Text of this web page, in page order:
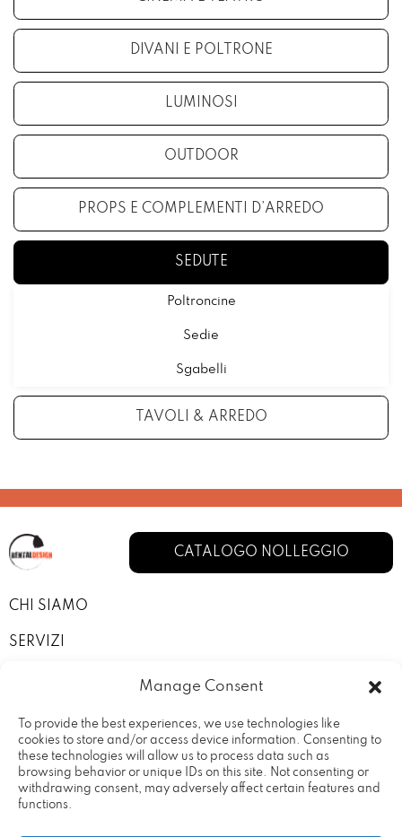
Manage Consent
To provide the best experiences, we use technologies like
cookies to store and/or access device information. Consenting to
these technologies will allow us to process data such as
browsing behavior or unique IDs on this site. Not consenting or
withdrawing consent, may adversely affect certain features and
functions.
DIVANI E POLTRONE
LUMINOSI
OUTDOOR
PROPS E COMPLEMENTI D’ARREDO
SEDUTE
Poltroncine
Sedie
Sgabelli
TAVOLI & ARREDO
CATALOGO NOLLEGGIO
CHI SIAMO
SERVIZI
I NOSTRI ALLESTIMENTI
CONTATTI
PRIVACY POLICY
TERMINI E CONDIZIONI